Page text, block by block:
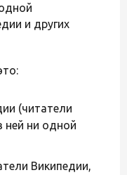
и других
(читатели
ней ни одной
Википедии,